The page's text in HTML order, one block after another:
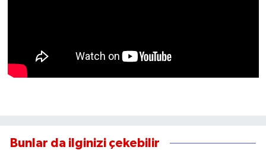
Bunlar da ilginizi çekebilir